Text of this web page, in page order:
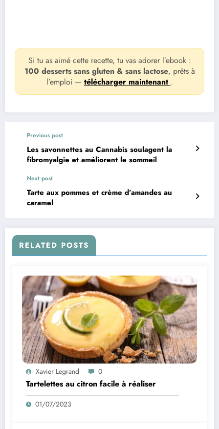
Si tu as aimé cette recette, tu vas adorer l’ebook :
100 desserts sans gluten & sans lactose, prêts à
l’emploi — télécharger maintenant .
Previous post
Les savonnettes au Cannabis soulagent la
fibromyalgie et améliorent le sommeil
Next post
Tarte aux pommes et crème d’amandes au
caramel
RELATED POSTS
Xavier Legrand 0
Tartelettes au citron facile à réaliser
01/07/2023